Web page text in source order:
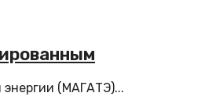
(МАГАТЭ)...